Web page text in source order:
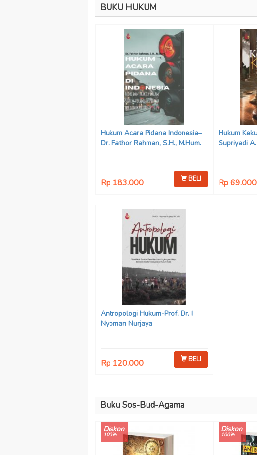
BUKU HUKUM
Hukum Acara Pidana Indonesia–
Dr. Fathor Rahman, S.H., M.Hum.
Rp 183.000 BELI
Hukum
Supriyadi
Rp 69.000
Antropologi Hukum-Prof. Dr. I
Nyoman Nurjaya
Rp 120.000 BELI
Buku Sos-Bud-Agama
Diskon
100%
Diskon
100%